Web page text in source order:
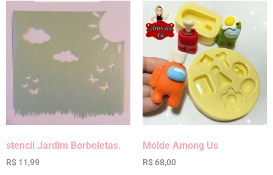
stencil Jardim Borboletas.
R$ 11,99
Molde Among Us
R$68,00